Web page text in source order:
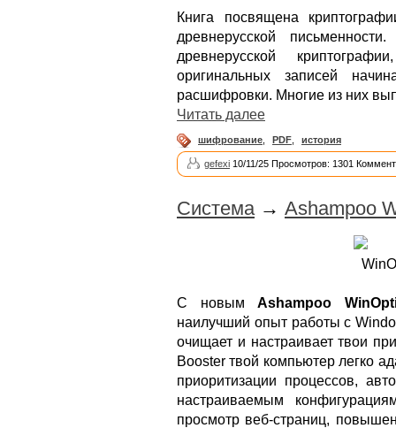
Книга посвящена
древнерусской
древнерусской
оригинальных записей
расшифровки. Многие из них
Читать далее
шифрование PDF история
gefexi 10/11/25 Просмотров: 1301
Система → Ashampoo
С новымAshampoo
наилучший опыт работы с
очищает и настраивает твои
Booster твой компьютер легко
приоритизации процессов,
настраиваемым
просмотр веб-страниц,